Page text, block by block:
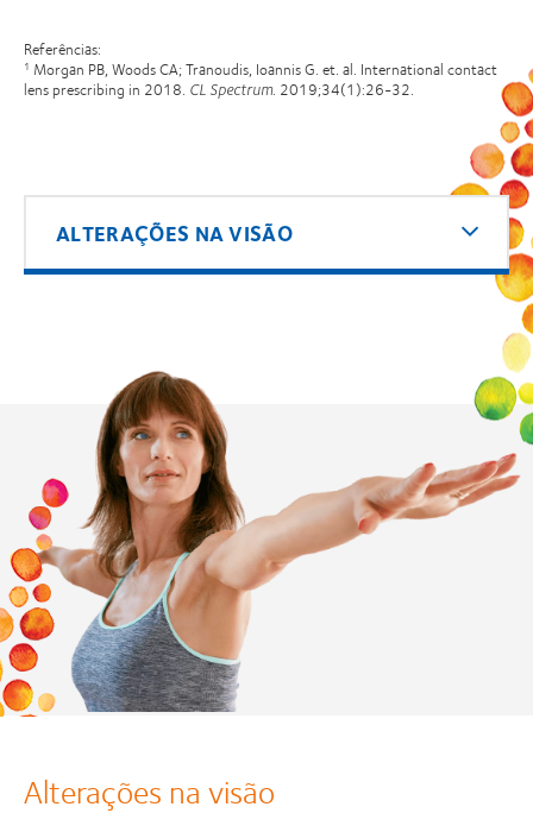
Referências:
1 Morgan PB, Woods CA; Tranoudis, Ioannis G. et. al. International contact
lens prescribing in 2018. CL Spectrum. 2019;34(1):26-32.
ALTERAÇÕES NA VISÃO
Alterações na visão